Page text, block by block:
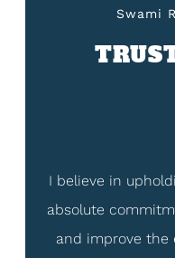
Swami
I believe in
absolute
and improve the